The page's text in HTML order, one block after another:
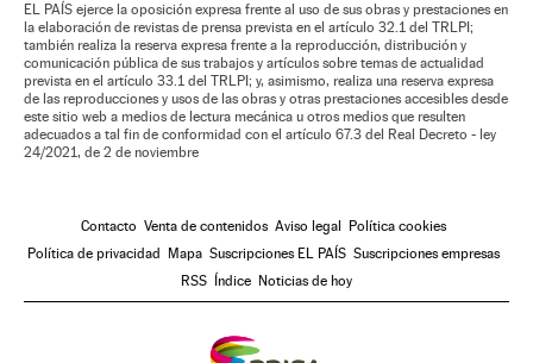
EL PAÍS ejerce la oposición expresa frente al uso de sus obras y prestaciones en
la elaboración de revistas de prensa prevista en el artículo 32.1 del TRLPI;
también realiza la reserva expresa frente a la reproducción, distribución y
comunicación pública de sus trabajos y artículos sobre temas de actualidad
prevista en el artículo 33.1 del TRLPI; y, asimismo, realiza una reserva expresa
de las reproducciones y usos de las obras y otras prestaciones accesibles desde
este sitio web a medios de lectura mecánica u otros medios que resulten
adecuados a tal fin de conformidad con el artículo 67.3 del Real Decreto - ley
24/2021, de 2 de noviembre
Contacto Venta de contenidos Aviso legal
Política cookies
Política de privacidad
Mapa Suscripciones EL PAÍS Suscripciones empresas
RSS
Índice Noticias de hoy